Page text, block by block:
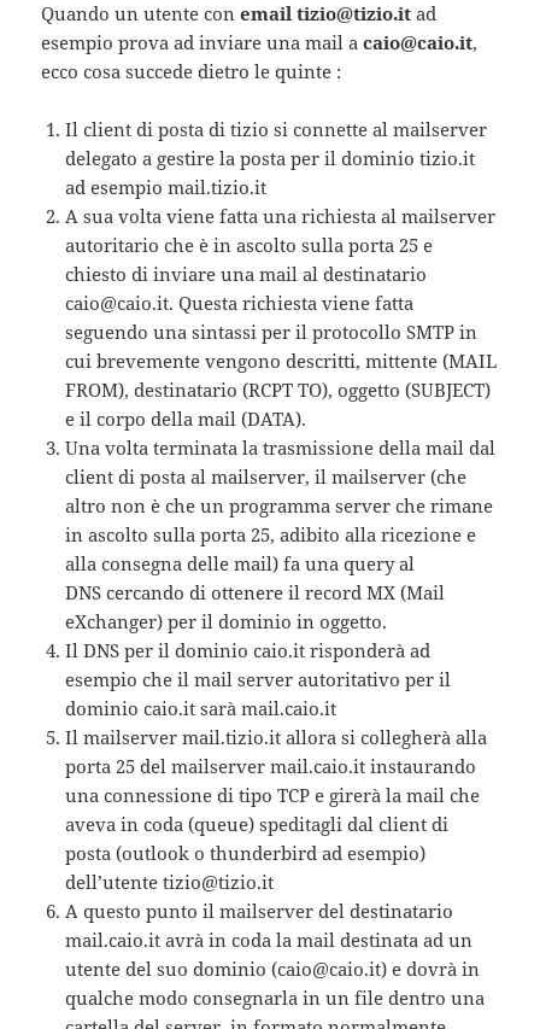
Quando un utente conemail tizio@tizio.it ad
esempio prova ad inviare una mail acaio@caio.it,
ecco cosa succede dietro le quinte :
Il client di posta di tizio si connette al mailserver
delegato a gestire la posta per il dominio tizio.it
ad esempio mail.tizio.it
A sua volta viene fatta una richiesta al mailserver
autoritario che è in ascolto sulla porta 25 e
chiesto di inviare una mail al destinatario
caio@caio.it. Questa richiesta viene fatta
seguendo una sintassi per il protocollo SMTP in
cui brevemente vengono descritti, mittente (MAIL
FROM), destinatario (RCPT TO), oggetto (SUBJECT)
e il corpo della mail (DATA).
Una volta terminata la trasmissione della mail dal
client di posta al mailserver, il mailserver (che
altro non è che un programma server che rimane
in ascolto sulla porta 25, adibito alla ricezione e
alla consegna delle mail) fa una query al
DNS cercando di ottenere il record MX (Mail
eXchanger) per il dominio in oggetto.
Il DNS per il dominio caio.it risponderà ad
esempio che il mail server autoritativo per il
dominio caio.it sarà mail.caio.it
Il mailserver mail.tizio.it allora si collegherà alla
porta 25 del mailserver mail.caio.it instaurando
una connessione di tipo TCP e girerà la mail che
aveva in coda (queue) speditagli dal client di
posta (outlook o thunderbird ad esempio)
dell’utente tizio@tizio.it
A questo punto il mailserver del destinatario
mail.caio.it avrà in coda la mail destinata ad un
utente del suo dominio (caio@caio.it) e dovrà in
qualche modo consegnarla in un file dentro una